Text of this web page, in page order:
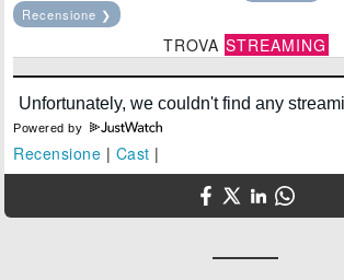
Recensione ❯
TROVA STREAMING
Powered by
Recensione | Cast |